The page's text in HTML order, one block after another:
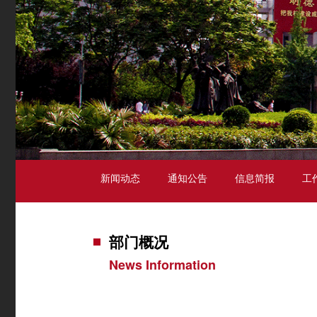
新闻动态 通知公告 信息简报 工
部门概况
News Information